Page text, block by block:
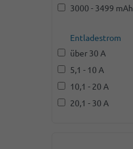
3000 - 3499 mAh
Entladestrom
über 30 A
5,1 - 10 A
10,1 - 20 A
20,1 - 30 A